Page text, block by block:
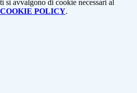
si avvalgono di cookie necessari al
COOKIE POLICY.